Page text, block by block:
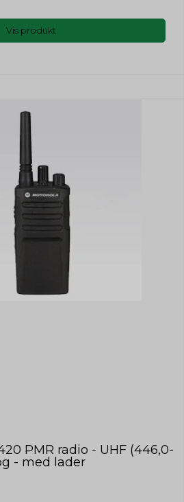
Vis produkt
PMR radio - UHF (446,0-
- med lader